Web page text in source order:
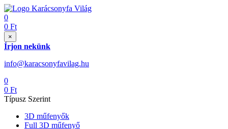
0
0 Ft
×
Írjon nekünk
info@karacsonyfavilag.hu
0
0 Ft
Típusz Szerint
3D műfenyők
Full 3D műfenyő